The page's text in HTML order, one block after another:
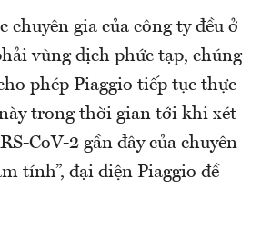
chuyên gia của công ty đều ở
vùng dịch phức tạp, chúng
phép Piaggio tiếp tục thực
trong thời gian tới khi xét
CoV-2 gần đây của chuyên
tính”, đại diện Piaggio đề